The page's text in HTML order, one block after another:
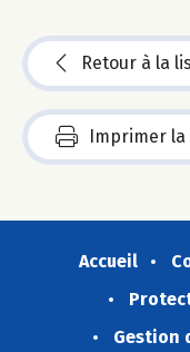
Retour à la
Imprimer
Accueil
Gestion